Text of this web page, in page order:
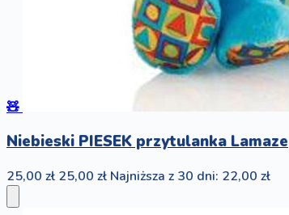
🧸
Niebieski PIESEK przytulanka Lamaze
25,00 zł 25,00 zł Najniższa z 30 dni: 22,00 zł